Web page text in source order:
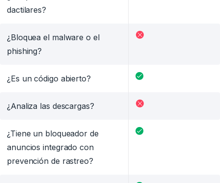
dactilares?
¿Bloquea el malware o el
phishing?
¿Es un código abierto?
¿Analiza las descargas?
¿Tiene un bloqueador de
anuncios integrado con
prevención de rastreo?